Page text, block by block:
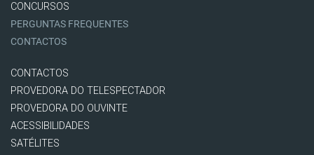
CONCURSOS
PERGUNTAS FREQUENTES
CONTACTOS
CONTACTOS
PROVEDORA DO TELESPECTADOR
PROVEDORA DO OUVINTE
ACESSIBILIDADES
SATÉLITES